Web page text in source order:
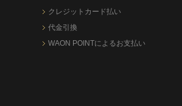
クレジットカード払い
代金引換
WAON POINTによるお支払い